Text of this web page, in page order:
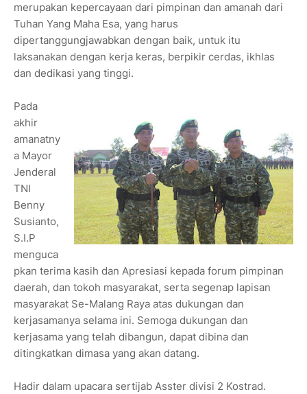
merupakan kepercayaan dari pimpinan dan amanah dari
Tuhan Yang Maha Esa, yang harus
dipertanggungjawabkan dengan baik, untuk itu
laksanakan dengan kerja keras, berpikir cerdas, ikhlas
dan dedikasi yang tinggi.
Pada
akhir
amanatny
a Mayor
Jenderal
TNI
Benny
Susianto,
S.I.P
menguca
pkan terima kasih dan Apresiasi kepada forum pimpinan
daerah, dan tokoh masyarakat, serta segenap lapisan
masyarakat Se-Malang Raya atas dukungan dan
kerjasamanya selama ini. Semoga dukungan dan
kerjasama yang telah dibangun, dapat dibina dan
ditingkatkan dimasa yang akan datang.
Hadir dalam upacara sertijab Asster divisi 2 Kostrad.